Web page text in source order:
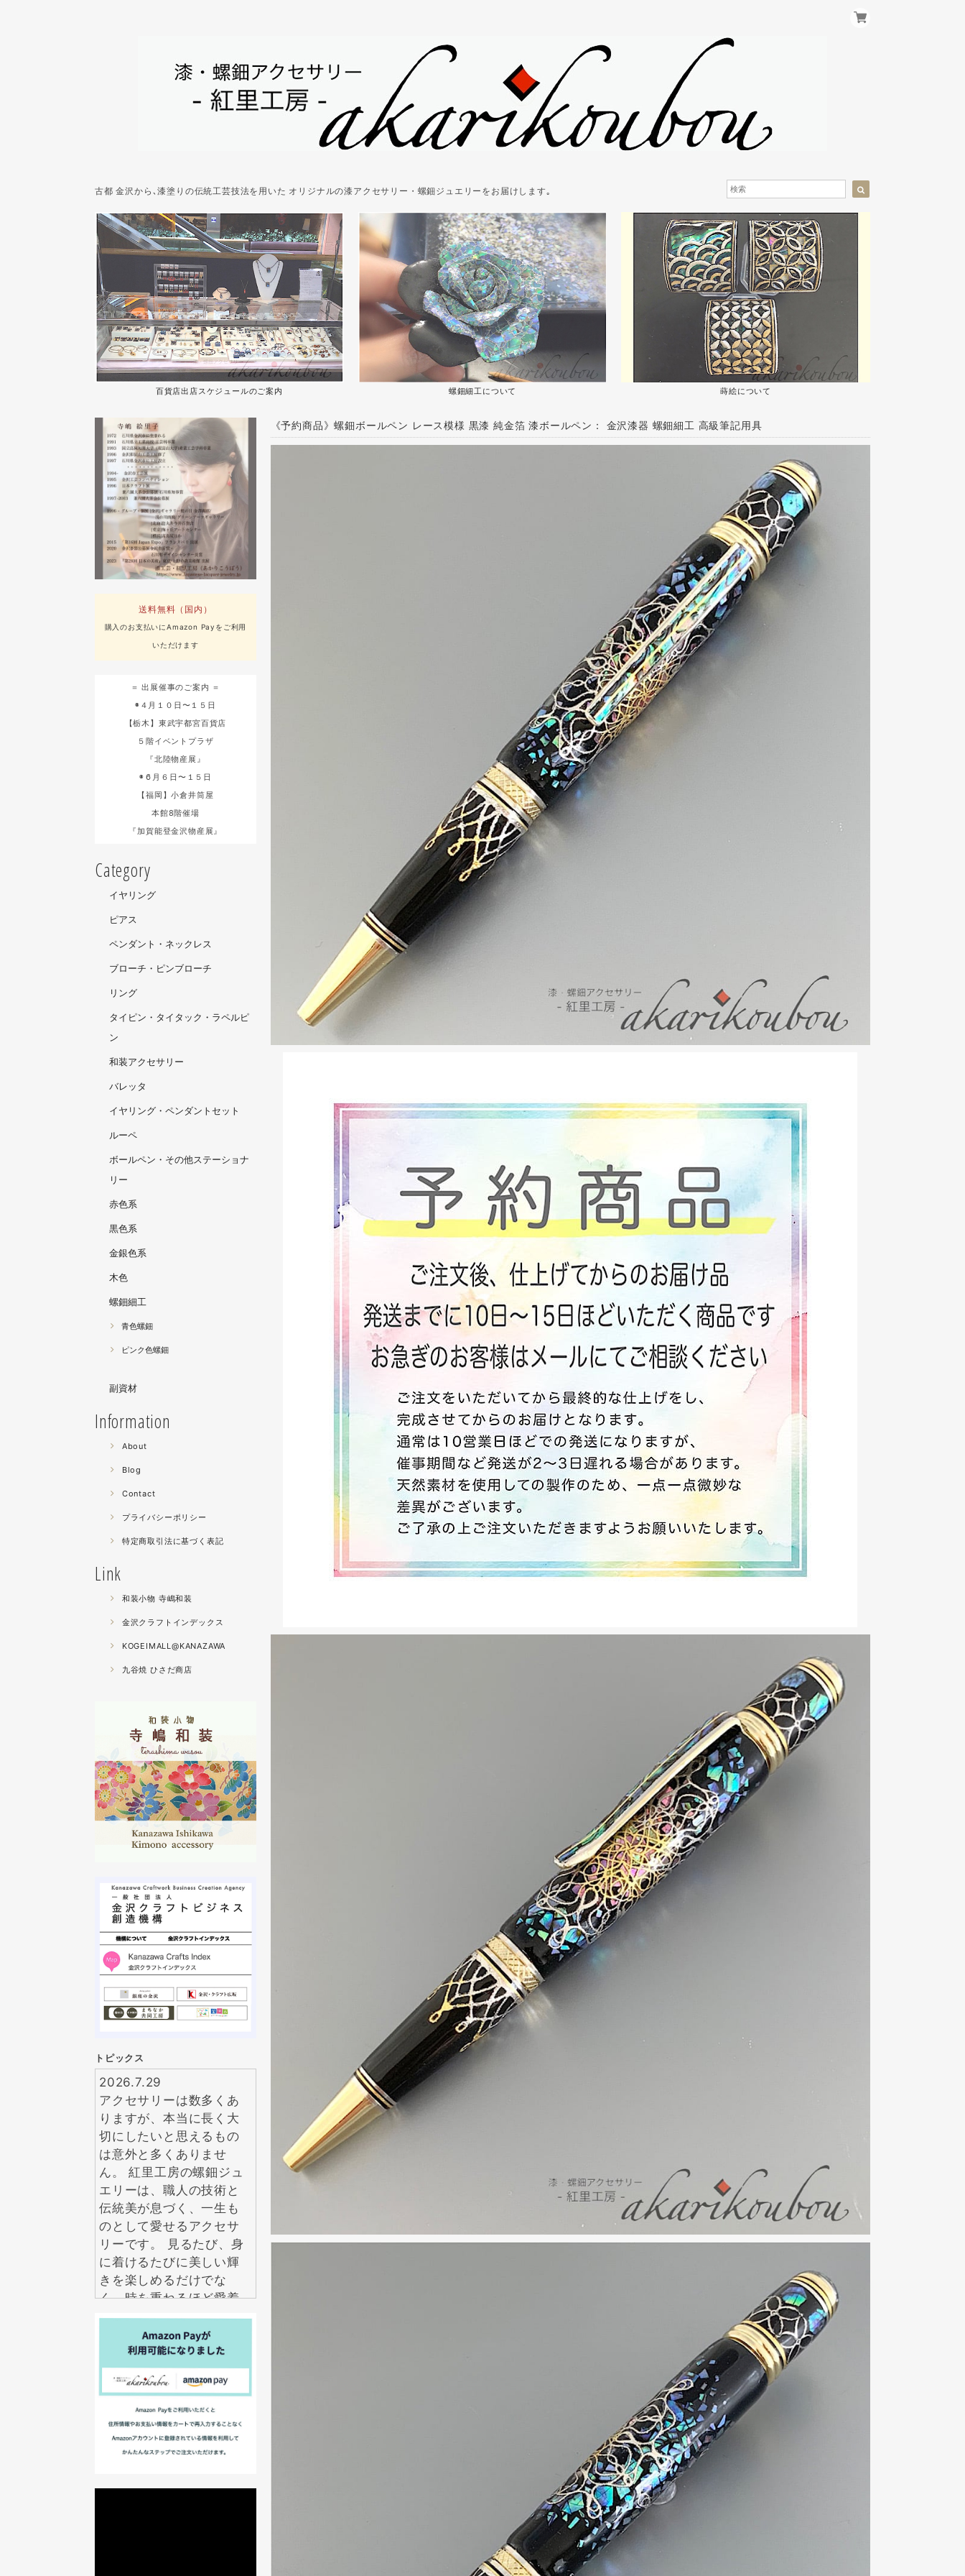
古都 金沢から､漆塗りの伝統工芸技法を用いた オリジナルの漆アクセサリー・螺鈿ジュエリーをお届けします｡
百貨店出店スケジュールのご案内 螺鈿細工について 蒔絵について
送料無料（国内）
購入のお支払いにAmazon Payをご利用
いただけます
＝ 出展催事のご案内 ＝
◉４月１０日〜１５日
【栃木】東武宇都宮百貨店
５階イベントプラザ
『北陸物産展』
◉６月６日〜１５日
【福岡】小倉井筒屋
本館8階催場
『加賀能登金沢物産展』
Category
イヤリング
ピアス
ペンダント・ネックレス
ブローチ・ピンブローチ
リング
タイピン・タイタック・ラペルピ
ン
和装アクセサリー
バレッタ
イヤリング・ペンダントセット
ルーペ
ボールペン・その他ステーショナ
リー
赤色系
黒色系
金銀色系
木色
螺鈿細工
青色螺鈿
ピンク色螺鈿
副資材
Information
About
Blog
Contact
プライバシーポリシー
特定商取引法に基づく表記
Link
和装小物 寺嶋和装
金沢クラフトインデックス
KOGEIMALL@KANAZAWA
九谷焼 ひさだ商店
トピックス
2026.7.29
アクセサリーは数多くあ
りますが、本当に長く大
切にしたいと思えるもの
は意外と多くありませ
ん。 紅里工房の螺鈿ジュ
エリーは、職人の技術と
伝統美が息づく、一生も
のとして愛せるアクセサ
リーです。 見るたび、身
に着けるたびに美しい輝
きを楽しめるだけでな
く、時を重ねるほど愛着
も深まります。 毎日の自
分を少し誇らしくしてく
れる特別な一品を、ぜひ
手に取ってみてくださ
い。
2026.7.22
伝統工芸というと特別な
《予約商品》螺鈿ボールペン レース模様 黒漆 純金箔 漆ボールペン： 金沢漆器 螺鈿細工 高級筆記用具